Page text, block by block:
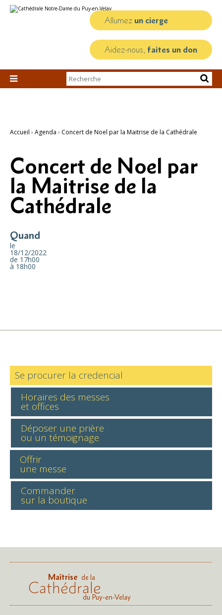
au
personnels
Allumez un cierge
Aidez-nous, faites un don

Chercher par
Recherche
Accueil › Agenda › Concert de Noel par la Maitrise de la Cathédrale
Concert de Noel par
la Maitrise de la
Cathédrale
Quand
le
18/12/2022
de 17h00
à 18h00
Se procurer la credencial
Horaires des messes
et offices
Déposer une prière
ou un témoignage
Offrir
une messe
Commander
sur la boutique
Maîtrise de la
Cathédraledu Puy-en-Velay